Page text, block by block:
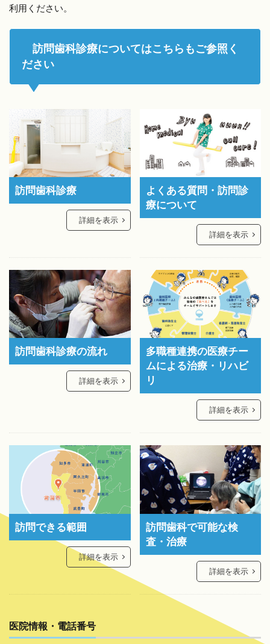
利用ください。
訪問歯科診療についてはこちらもご参照く
ださい
訪問歯科診療
詳細を表示
よくある質問・訪問診
療について
詳細を表示
訪問歯科診療の流れ
詳細を表示
多職種連携の医療チー
ムによる治療・リハビ
リ
詳細を表示
訪問できる範囲
詳細を表示
訪問歯科で可能な検
査・治療
詳細を表示
医院情報・電話番号